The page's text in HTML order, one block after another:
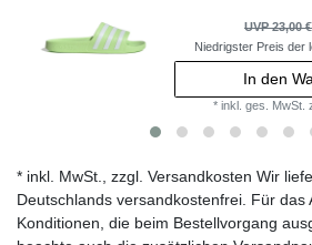
UVP 23,00 €
Niedrigster Preis der
In den
* inkl. ges. MwSt.
* inkl. MwSt., zzgl. Versandkosten Wir
Deutschlands versandkostenfrei. Für das
Konditionen, die beim Bestellvorgang